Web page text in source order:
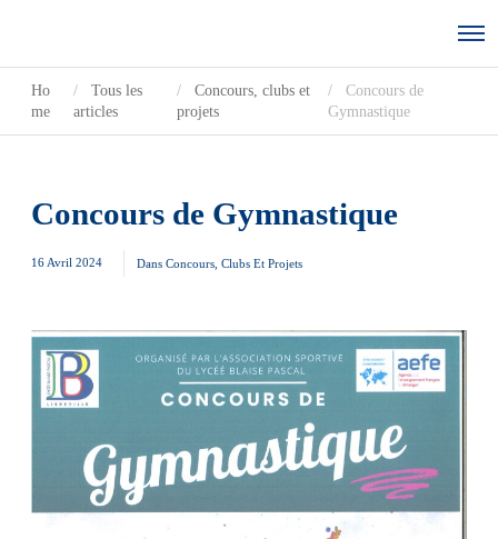
Ho
me
Tous les
articles
Concours, clubs et
projets
Concours de
Gymnastique
Concours de Gymnastique
16 Avril 2024 Dans Concours, Clubs Et Projets